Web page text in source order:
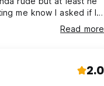
me know I asked if I
“NO, this is a hostel,
more the 2. I can say
Read more
2.0